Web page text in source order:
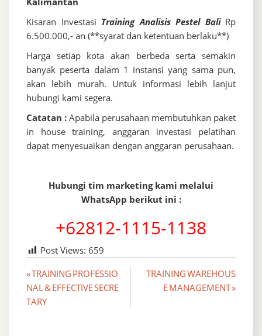
Kisaran Investasi Training Analisis Pestel Bali Rp
6.500.000,- an (**syarat dan ketentuan berlaku**)
Harga setiap kota akan berbeda serta semakin
banyak peserta dalam 1 instansi yang sama pun,
akan lebih murah. Untuk informasi lebih lanjut
hubungi kami segera.
Catatan : Apabila perusahaan membutuhkan paket
in house training, anggaran investasi pelatihan
dapat menyesuaikan dengan anggaran perusahaan.
Hubungi tim marketing kami melalui
WhatsApp berikut ini :
+62812-1115-1138
Post Views: 659
Post
navigation
« TRAINING PROFESSIO
NAL & EFFECTIVE SECRE
TARY
TRAINING WAREHOUS
E MANAGEMENT »